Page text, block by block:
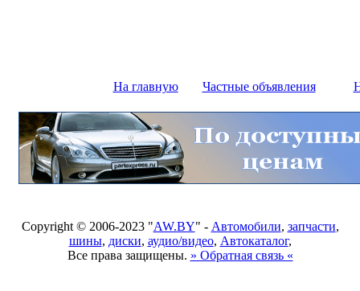
На главную Частные объявления
Copyright © 2006-2023 "AW.BY" - Автомобили, запчасти,
шины, диски, аудио/видео, Автокаталог,
Все права защищены. » Обратная связь «